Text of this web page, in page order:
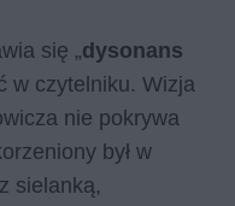
się „dysonans
w czytelniku. Wizja
nie pokrywa
był w
sielanką,